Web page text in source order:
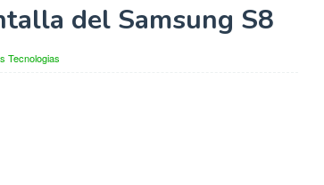
del Samsung S8
Tecnologias